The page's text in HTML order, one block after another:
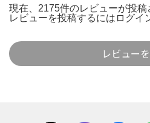
現在、2175件のレビューが投稿
レビューを投稿するには ログイ
レビュー